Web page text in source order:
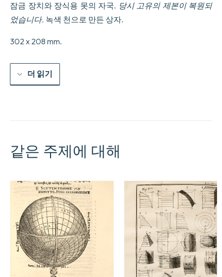
잠금 장치와 장식용 못의 자국. 당시 고유의 제본이 복원되
었습니다. 녹색 천으로 만든 상자.
302 x 208 mm.
더 읽기
같은 주제에 대해